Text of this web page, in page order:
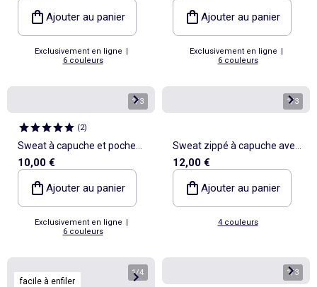
Ajouter au panier
Exclusivement en ligne |
6 couleurs
Ajouter au panier
Exclusivement en ligne |
6 couleurs
1/3
(2)
Sweat à capuche et poche
kangourou
10,00 €
Ajouter au panier
Exclusivement en ligne |
6 couleurs
1/3
Sweat zippé à capuche avec
imprimé all over
12,00 €
Ajouter au panier
4 couleurs
facile à enfiler
1/4 1/3